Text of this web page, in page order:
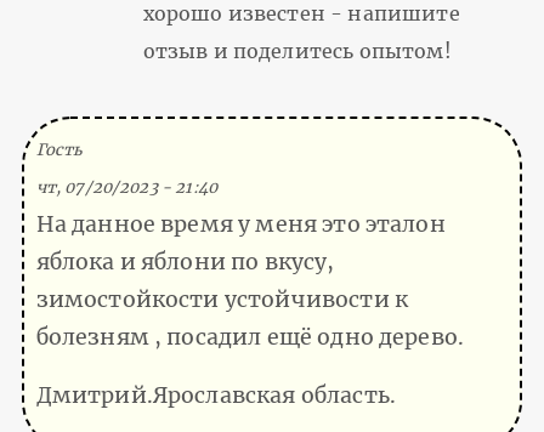
хорошо известен - напишите
отзыв и поделитесь опытом!
Гость
чт, 07/20/2023 - 21:40
На данное время у меня это эталон
яблока и яблони по вкусу,
зимостойкости устойчивости к
болезням , посадил ещё одно дерево.
Дмитрий.Ярославская область.